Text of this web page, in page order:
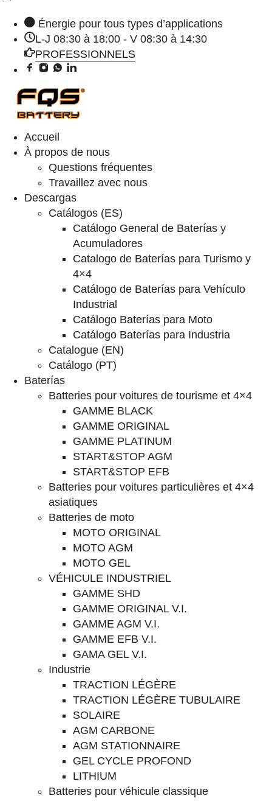
Énergie pour tous types d’applications
L-J 08:30 à 18:00 - V 08:30 à 14:30
PROFESSIONNELS
Accueil
À propos de nous
Questions fréquentes
Travaillez avec nous
Descargas
Catálogos (ES)
Catálogo General de Baterías y
Acumuladores
Catalogo de Baterías para Turismo y
4×4
Catálogo de Baterías para Vehículo
Industrial
Catálogo Baterías para Moto
Catálogo Baterías para Industria
Catalogue (EN)
Catálogo (PT)
Baterías
Batteries pour voitures de tourisme et 4×4
GAMME BLACK
GAMME ORIGINAL
GAMME PLATINUM
START&STOP AGM
START&STOP EFB
Batteries pour voitures particulières et 4×4
asiatiques
Batteries de moto
MOTO ORIGINAL
MOTO AGM
MOTO GEL
VÉHICULE INDUSTRIEL
GAMME SHD
GAMME ORIGINAL V.I.
GAMME AGM V.I.
GAMME EFB V.I.
GAMA GEL V.I.
Industrie
TRACTION LÉGÈRE
TRACTION LÉGÈRE TUBULAIRE
SOLAIRE
AGM CARBONE
AGM STATIONNAIRE
GEL CYCLE PROFOND
LITHIUM
Batteries pour véhicule classique